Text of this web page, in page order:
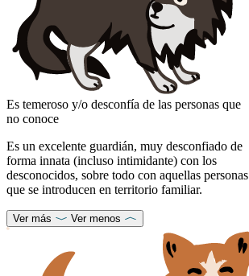
Es temeroso y/o desconfía de las personas que
no conoce
Es un excelente guardián, muy desconfiado de
forma innata (incluso intimidante) con los
desconocidos, sobre todo con aquellas personas
que se introducen en territorio familiar.
Ver más Ver menos